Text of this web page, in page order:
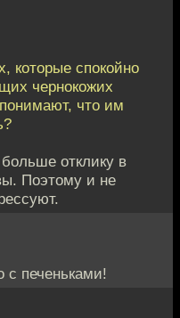
которые спокойно
чернокожих
что им
отклику в
Поэтому и не
с печеньками!